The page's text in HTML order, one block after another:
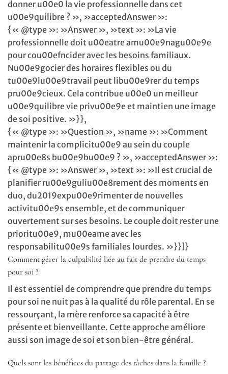
donner u00e0 la vie professionnelle dans cet
u00e9quilibre ? », »acceptedAnswer »:
{« @type »: »Answer », »text »: »La vie
professionnelle doit u00eatre amu00e9nagu00e9e
pour cou00efncider avec les besoins familiaux.
Nu00e9gocier des horaires flexibles ou du
tu00e9lu00e9travail peut libu00e9rer du temps
pru00e9cieux. Cela contribue u00e0 un meilleur
u00e9quilibre vie privu00e9e et maintien une image
de soi positive. »}},
{« @type »: »Question », »name »: »Comment
maintenir la complicitu00e9 au sein du couple
apru00e8s bu00e9bu00e9 ? », »acceptedAnswer »:
{« @type »: »Answer », »text »: »Il est crucial de
planifier ru00e9guliu00e8rement des moments en
duo, du2019expu00e9rimenter de nouvelles
activitu00e9s ensemble, et de communiquer
ouvertement sur ses besoins. Le couple doit rester une
prioritu00e9, mu00eame avec les
responsabilitu00e9s familiales lourdes. »}}]}
Comment gérer la culpabilité liée au fait de prendre du temps
pour soi ?
Il est essentiel de comprendre que prendre du temps
pour soi ne nuit pas à la qualité du rôle parental. En se
ressourçant, la mère renforce sa capacité à être
présente et bienveillante. Cette approche améliore
aussi son image de soi et son bien-être général.
Quels sont les bénéfices du partage des tâches dans la famille ?